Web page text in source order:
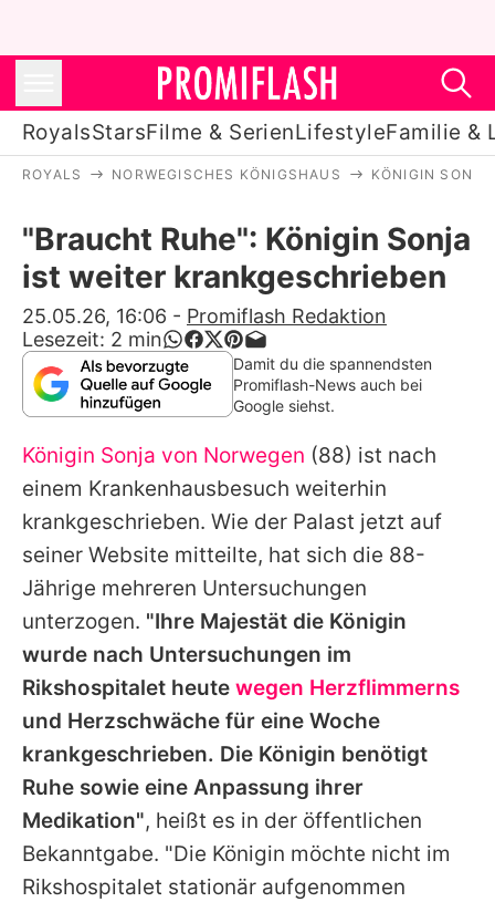
RoyalsStarsFilme & SerienLifestyleFamilie &
Stars
Filme & Serien
Lifestyle
Familie & Liebe
Alle Themen auf Promiflash
Jobs
App runterladen
Team
Redaktionelle Richtlinien
Impressum
Datenschutzerklärung
Nutzungsbedingungen
Utiq verwalten
ROYALS NORWEGISCHES KÖNIGSHAUS KÖNIGIN SONJA
"Braucht Ruhe": Königin Sonja
ist weiter krankgeschrieben
25.05.26, 16:06 - Promiflash Redaktion
Lesezeit: 2 min
Damit du die spannendsten
Promiflash-News auch bei
Google siehst.
Königin Sonja von Norwegen (88) ist nach
einem Krankenhausbesuch weiterhin
krankgeschrieben. Wie der Palast jetzt auf
seiner Website mitteilte, hat sich die 88-
Jährige mehreren Untersuchungen
unterzogen. "Ihre Majestät die Königin
wurde nach Untersuchungen im
Rikshospitalet heute wegen Herzflimmerns
und Herzschwäche für eine Woche
krankgeschrieben. Die Königin benötigt
Ruhe sowie eine Anpassung ihrer
Medikation", heißt es in der öffentlichen
Bekanntgabe. "Die Königin möchte nicht im
Rikshospitalet stationär aufgenommen